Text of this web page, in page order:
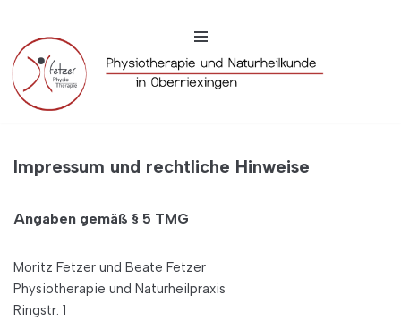
Zum
Inhalt
springen
Impressum und rechtliche Hinweise
Angaben gemäß § 5 TMG
Moritz Fetzer und Beate Fetzer
Physiotherapie und Naturheilpraxis
Ringstr. 1